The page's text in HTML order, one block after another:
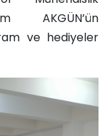
AKGÜN’ün
ve hediyeler